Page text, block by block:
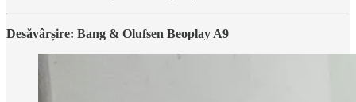
Desăvârșire: Bang & Olufsen Beoplay A9